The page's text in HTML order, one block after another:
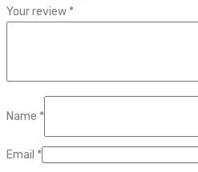
Your review *
Name *
Email *